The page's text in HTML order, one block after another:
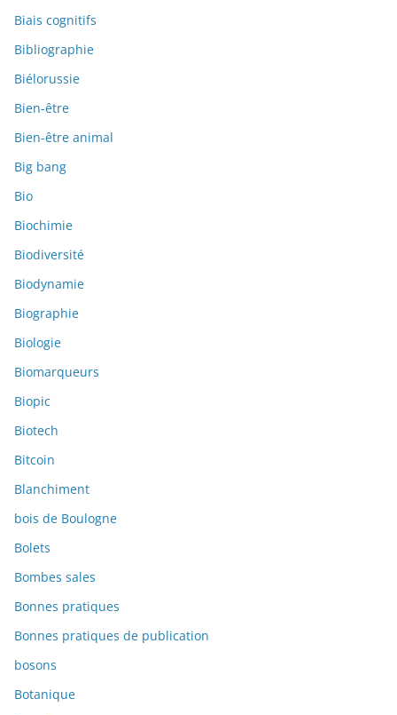
Biais cognitifs
Bibliographie
Biélorussie
Bien-être
Bien-être animal
Big bang
Bio
Biochimie
Biodiversité
Biodynamie
Biographie
Biologie
Biomarqueurs
Biopic
Biotech
Bitcoin
Blanchiment
bois de Boulogne
Bolets
Bombes sales
Bonnes pratiques
Bonnes pratiques de publication
bosons
Botanique